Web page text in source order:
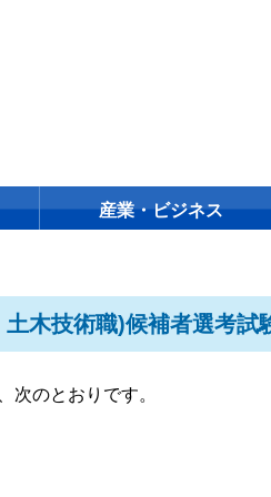
産業・ビジネス
木技術職)候補者選考試
次のとおりです。